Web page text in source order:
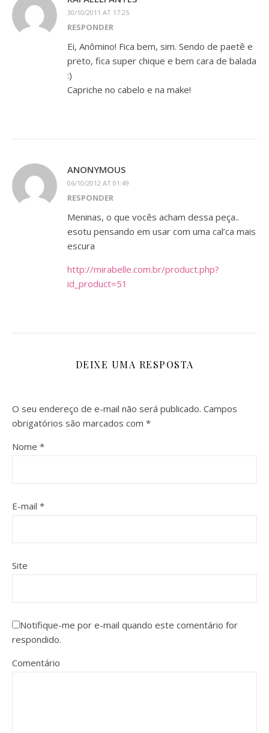
30/10/2011 AT 17:25
RESPONDER
Ei, Anômino! Fica bem, sim. Sendo de paetê e
preto, fica super chique e bem cara de balada
:)
Capriche no cabelo e na make!
ANONYMOUS
06/10/2012 AT 01:49
RESPONDER
Meninas, o que vocês acham dessa peça..
esotu pensando em usar com uma cal’ca mais
escura
http://mirabelle.com.br/product.php?
id_product=51
DEIXE UMA RESPOSTA
O seu endereço de e-mail não será publicado. Campos
obrigatórios são marcados com *
Nome *
E-mail *
Site
Notifique-me por e-mail quando este comentário for
respondido.
Comentário